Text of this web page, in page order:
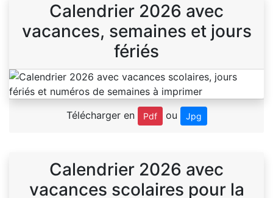
Calendrier 2026 avec
vacances, semaines et jours
fériés
Télécharger en Pdf ou Jpg
Calendrier 2026 avec
vacances scolaires pour la